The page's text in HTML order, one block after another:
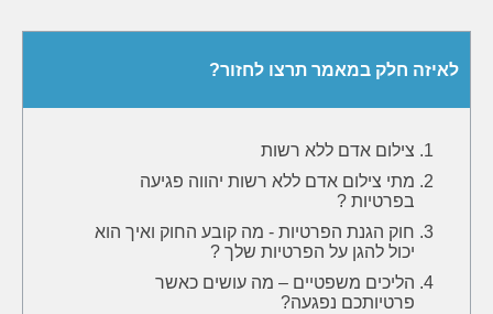
לאיזה חלק במאמר תרצו לחזור?
צילום אדם ללא רשות
מתי צילום אדם ללא רשות יהווה פגיעה
בפרטיות ?
חוק הגנת הפרטיות - מה קובע החוק ואיך הוא
יכול להגן על הפרטיות שלך ?
הליכים משפטיים – מה עושים כאשר
פרטיותכם נפגעה?